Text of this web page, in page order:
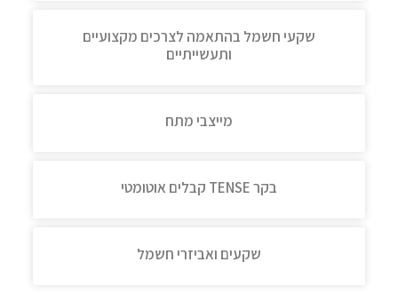
שקעי חשמל בהתאמה לצרכים מקצועיים
ותעשייתיים
מייצבי מתח
בקר TENSE קבלים אוטומטי
שקעים ואביזרי חשמל